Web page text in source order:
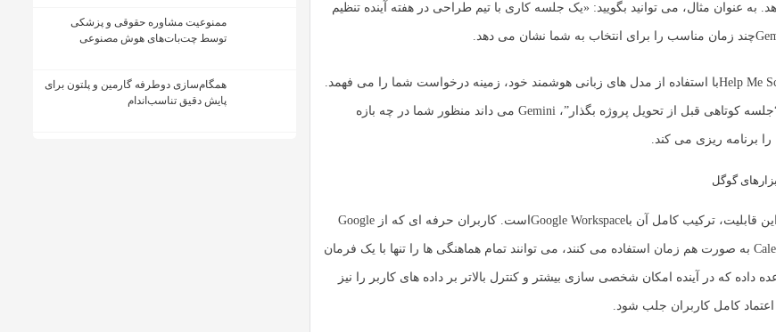
به عنوان مثال، می توانید بگویید: «یک جلسه کاری با تیم طراحی در هفته آینده تنظیم
چند زمان مناسب را برای انتخاب به شما نشان می دهد.
Help Meبا استفاده از مدل های زبانی هوشمند خود، زمینه درخواست شما را می فهمد.
بنابراین اگر بگویید “جلسه کوتاهی قبل از تحویل پروژه بگذار”، Gemini می داند منظور شما در چه بازه
برنامه ریزی می کند.
گوگل
قابلیت، ترکیب کامل آن باGoogle Workspace است. کاربران حرفه ای که از Google
Meet، Gmail و Calendar به صورت هم زمان استفاده می کنند، می توانند تمام هماهنگی ها را تنها با یک فرمان
داده که در آینده امکان شخصی سازی بیشتر و کنترل بالاتر بر داده های کاربر را نیز
کامل کاربران جلب شود.
ممنوعیت مشاوره حقوقی و پزشکی
توسط چت‌بات‌های هوش مصنوعی
همگام‌سازی دوطرفه گارمین و پلتون برای
پایش دقیق تناسب‌اندام